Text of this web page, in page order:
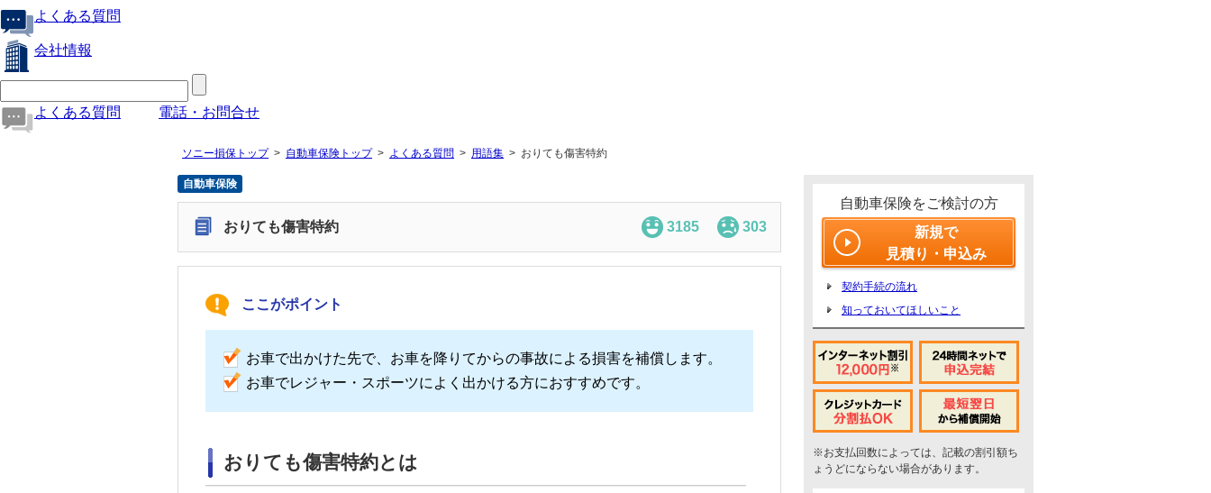
よくある質問
会社情報
よくある質問 電話・お問合せ
ソニー損保トップ 自動車保険トップ よくある質問 用語集 おりても傷害特約
自動車保険
おりても傷害特約 3185 303
ここがポイント
お車で出かけた先で、お車を降りてからの事故による損害を補償します。
お車でレジャー・スポーツによく出かける方におすすめです。
おりても傷害特約とは
自動車保険をご検討の方
新規で
見積り・申込み
契約手続の流れ
知っておいてほしいこと
※お支払回数によっては、記載の割引額ち
ょうどにならない場合があります。